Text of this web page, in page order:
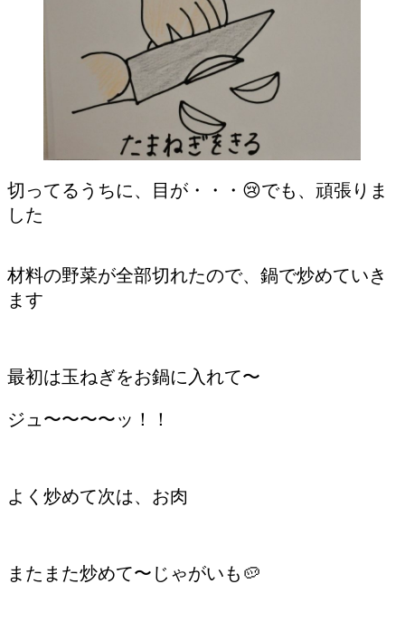
切ってるうちに、目が・・・😢でも、頑張りま
した
材料の野菜が全部切れたので、鍋で炒めていき
ます
最初は玉ねぎをお鍋に入れて〜
ジュ〜〜〜〜ッ！！
よく炒めて次は、お肉
またまた炒めて〜じゃがいも🥔